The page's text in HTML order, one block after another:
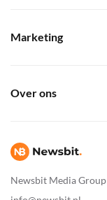
Newsbit Media Group
Marketing
Over ons